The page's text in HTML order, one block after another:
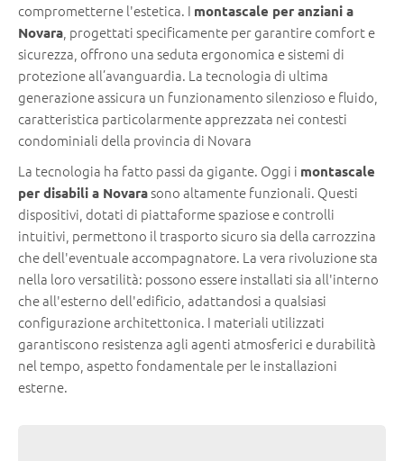
comprometterne l'estetica. I montascale per anziani a
Novara , progettati specificamente per garantire comfort e
sicurezza, offrono una seduta ergonomica e sistemi di
protezione all’avanguardia. La tecnologia di ultima
generazione assicura un funzionamento silenzioso e fluido,
caratteristica particolarmente apprezzata nei contesti
condominiali della provincia di Novara
La tecnologia ha fatto passi da gigante. Oggi i montascale
per disabili a Novarasono altamente funzionali. Questi
dispositivi, dotati di piattaforme spaziose e controlli
intuitivi, permettono il trasporto sicuro sia della carrozzina
che dell'eventuale accompagnatore. La vera rivoluzione sta
nella loro versatilità: possono essere installati sia all'interno
che all'esterno dell'edificio, adattandosi a qualsiasi
configurazione architettonica. I materiali utilizzati
garantiscono resistenza agli agenti atmosferici e durabilità
nel tempo, aspetto fondamentale per le installazioni
esterne.